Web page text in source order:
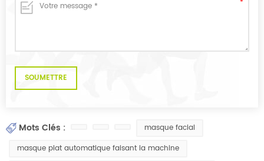
Mots Clés :
masque facial
masque plat automatique faisant la machine